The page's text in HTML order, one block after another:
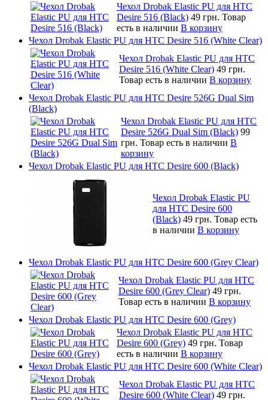
Чехол Drobak Elastic PU для HTC
Desire 516 (Black) 49 грн. Товар
есть в наличии В корзину
Чехол Drobak Elastic PU для HTC Desire 516 (White Clear)
Чехол Drobak Elastic PU для HTC
Desire 516 (White Clear) 49 грн.
Товар есть в наличии В корзину
Чехол Drobak Elastic PU для HTC Desire 526G Dual Sim
(Black)
Чехол Drobak Elastic PU для HTC
Desire 526G Dual Sim (Black) 99
грн. Товар есть в наличии В
корзину
Чехол Drobak Elastic PU для HTC Desire 600 (Black)
Чехол Drobak Elastic PU
для HTC Desire 600
(Black) 49 грн. Товар есть
в наличии В корзину
Чехол Drobak Elastic PU для HTC Desire 600 (Grey Clear)
Чехол Drobak Elastic PU для HTC
Desire 600 (Grey Clear) 49 грн.
Товар есть в наличии В корзину
Чехол Drobak Elastic PU для HTC Desire 600 (Grey)
Чехол Drobak Elastic PU для HTC
Desire 600 (Grey) 49 грн. Товар
есть в наличии В корзину
Чехол Drobak Elastic PU для HTC Desire 600 (White Clear)
Чехол Drobak Elastic PU для HTC
Desire 600 (White Clear) 49 грн.